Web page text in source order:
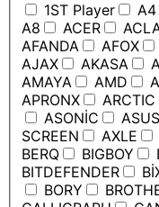
1ST Player
A4
A8
ACER
AFANDA
AFOX
AJAX
AKASA
AMAYA
AMD
APRONX
ARCTIC
ASONİC
ASUS
SCREEN
AXLE
BERQ
BIGBOY
BITDEFENDER
BORY